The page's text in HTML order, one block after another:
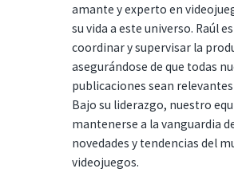
amante y experto en
su vida a este universo. Raúl
coordinar y supervisar la
asegurándose de que todas
publicaciones sean
Bajo su liderazgo, nuestro
mantenerse a la vanguardia
novedades y tendencias del
videojuegos.